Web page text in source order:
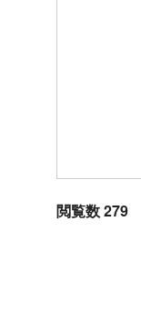
閲覧数 279